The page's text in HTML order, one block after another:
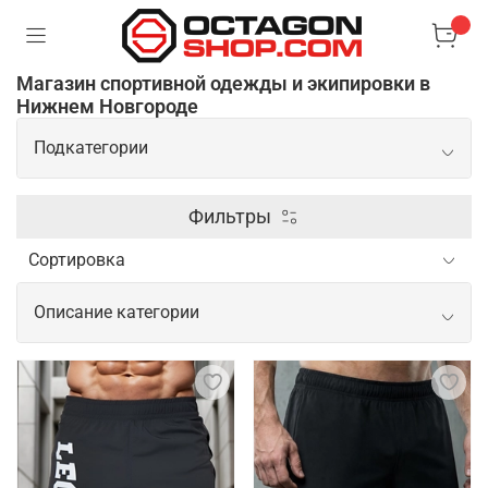
Магазин спортивной одежды и экипировки в
Нижнем Новгороде
Подкатегории
Одежда
Обувь
Аксессуары
Фильтры
Описание категории
Спортивная одежда и экипировка для
профессионального спорта, ММА и
единоборств
Профессиональная одежда и экипировка для